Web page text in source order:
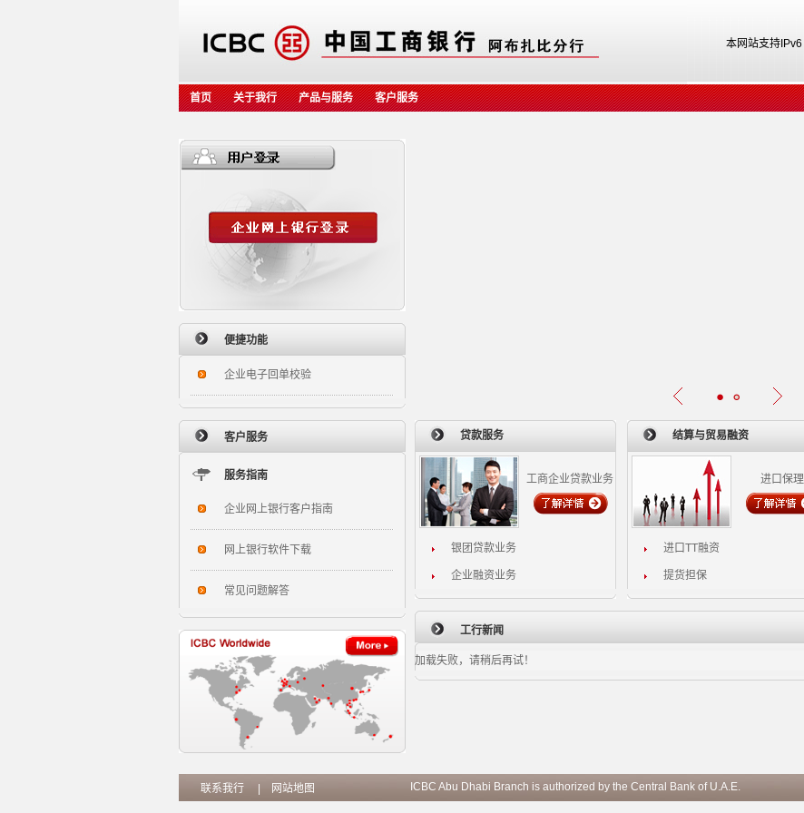
本网站支持IPv6
首页 关于我行 产品与服务 客户服务
便捷功能
企业电子回单校验
客户服务
服务指南
企业网上银行客户指南
网上银行软件下载
常见问题解答
贷款服务
工商企业贷款业务
银团贷款业务
企业融资业务
结算与贸易融资
进口保理
进口TT融资
提货担保
工行新闻
加载失败，请稍后再试！
联系我行 网站地图 ICBC Abu Dhabi Branch is authorized by the Central Bank of U.A.E.